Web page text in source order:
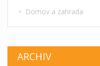
Domov a zahrada
ARCHIV